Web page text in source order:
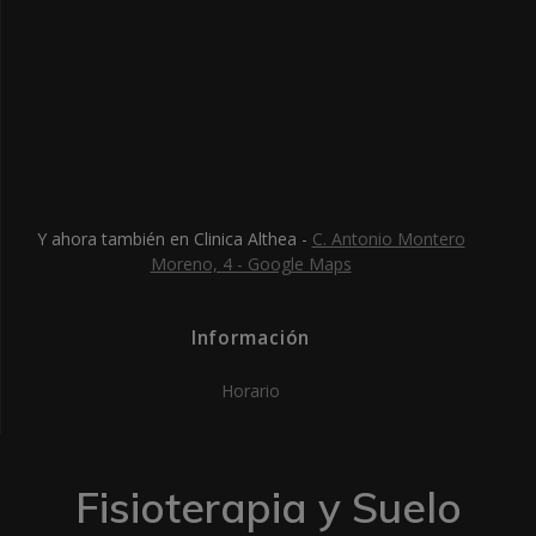
Y ahora también en Clinica Althea - C. Antonio Montero
Moreno, 4 - Google Maps
Información
Horario
Fisioterapia y Suelo